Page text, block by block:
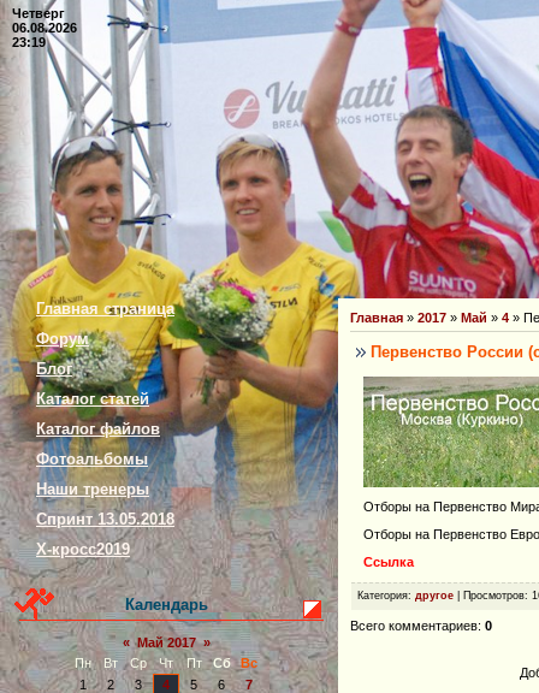
Четверг
06.08.2026
23:19
Главная страница
Форум
Блог
Каталог статей
Каталог файлов
Фотоальбомы
Наши тренеры
Спринт 13.05.2018
Х-кросс2019
Календарь
« Май 2017 »
Пн
Вт Ср Чт Пт Сб
Вс
1
2 3 4 5 6
7
Главная » 2017 » Май » 4 »
Первенство России
Отборы на Первенство
Отборы на Первенство
Ссылка
Категория: другое Просмотров:
Всего комментариев: 0